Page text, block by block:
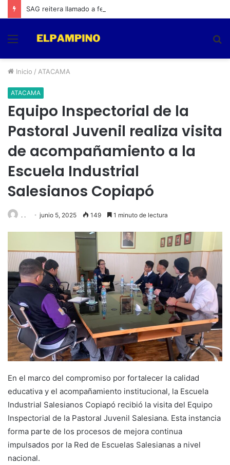
Menú
Inicio / ATACAMA
ATACAMA
Equipo Inspectorial de la
Pastoral Juvenil realiza visita
de acompañamiento a la
Escuela Industrial
Salesianos Copiapó
. . junio 5, 2025 149 1 minuto de lectura
En el marco del compromiso por fortalecer la calidad
educativa y el acompañamiento institucional, la Escuela
Industrial Salesianos Copiapó recibió la visita del Equipo
Inspectorial de la Pastoral Juvenil Salesiana. Esta instancia
forma parte de los procesos de mejora continua
impulsados por la Red de Escuelas Salesianas a nivel
nacional.